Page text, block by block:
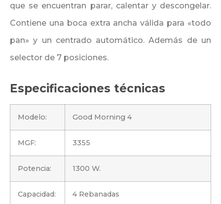
que se encuentran parar, calentar y descongelar.
Contiene una boca extra ancha válida para «todo
pan» y un centrado automático. Además de un
selector de 7 posiciones.
Especificaciones técnicas
Modelo: Good Morning 4
MGF: 3355
Potencia: 1300 W.
Capacidad: 4 Rebanadas